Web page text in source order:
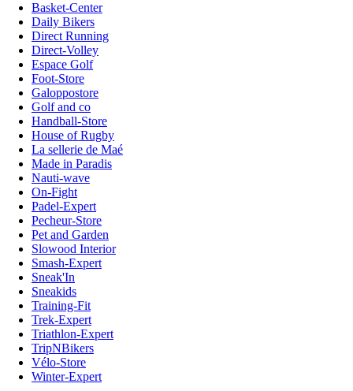
Basket-Center
Daily Bikers
Direct Running
Direct-Volley
Espace Golf
Foot-Store
Galoppostore
Golf and co
Handball-Store
House of Rugby
La sellerie de Maé
Made in Paradis
Nauti-wave
On-Fight
Padel-Expert
Pecheur-Store
Pet and Garden
Slowood Interior
Smash-Expert
Sneak'In
Sneakids
Training-Fit
Trek-Expert
Triathlon-Expert
TripNBikers
Vélo-Store
Winter-Expert